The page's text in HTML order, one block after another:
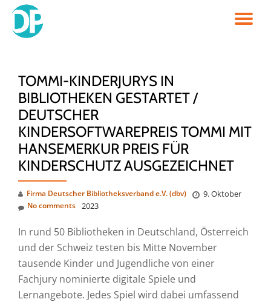
Skip
TOMMI-KINDERJURYS IN
BIBLIOTHEKEN GESTARTET /
DEUTSCHER
KINDERSOFTWAREPREIS TOMMI MIT
HANSEMERKUR PREIS FÜR
KINDERSCHUTZ AUSGEZEICHNET
Firma Deutscher Bibliotheksverband e.V. (dbv)
9. Oktober
2023
No comments
In rund 50 Bibliotheken in Deutschland, Österreich
und der Schweiz testen bis Mitte November
tausende Kinder und Jugendliche von einer
Fachjury nominierte digitale Spiele und
Lernangebote. Jedes Spiel wird dabei umfassend